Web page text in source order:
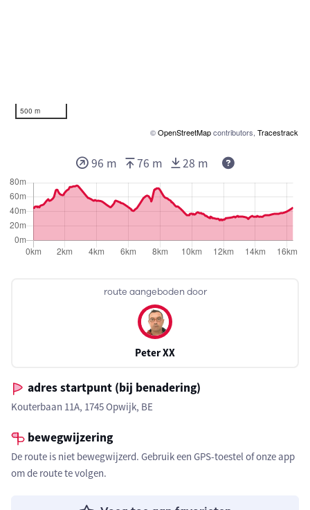
500 m
©OpenStreetMapcontributors, Tracestrack
route aangeboden door
Peter XX
adres startpunt (bij benadering)
Kouterbaan 11A, 1745 Opwijk, BE
bewegwijzering
De route is niet bewegwijzerd. Gebruik een GPS-toestel of onze app
om de route te volgen.
96 m 76 m 28 m Deze